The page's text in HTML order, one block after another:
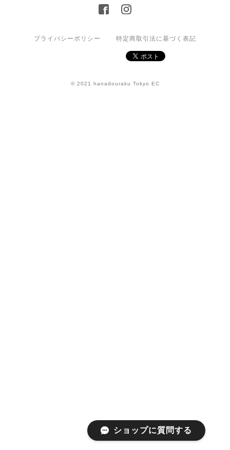
プライバシーポリシー 特定商取引法に基づく表記
© 2021 hanadouraku Tokyo EC
ショップに質問する